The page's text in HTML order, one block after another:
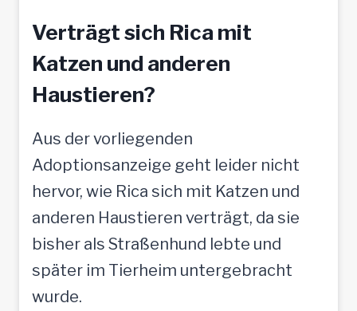
Verträgt sich Rica mit
Katzen und anderen
Haustieren?
Aus der vorliegenden
Adoptionsanzeige geht leider nicht
hervor, wie Rica sich mit Katzen und
anderen Haustieren verträgt, da sie
bisher als Straßenhund lebte und
später im Tierheim untergebracht
wurde.